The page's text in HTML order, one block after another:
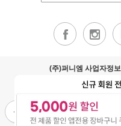
(주)퍼니엠 사업자정보